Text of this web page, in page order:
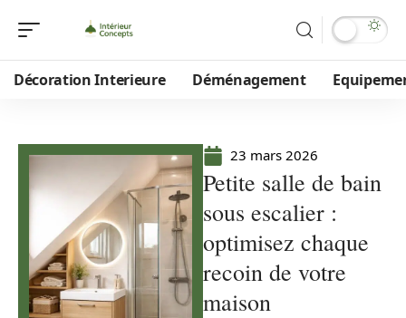
Décoration Interieure Déménagement
23 mars 2026
Petite salle de bain
sous escalier :
optimisez chaque
recoin de votre
maison